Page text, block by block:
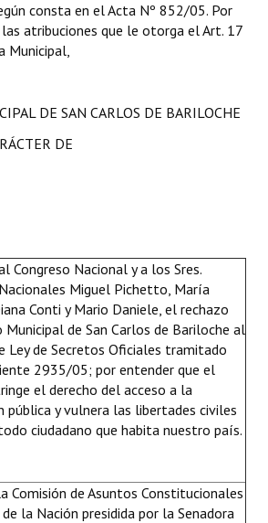
consta en el Acta Nº 852/05. Por
atribuciones que le otorga el Art. 17
Municipal,
DE SAN CARLOS DE BARILOCHE
DE
Congreso Nacional y a los Sres.
Miguel Pichetto, María
Conti y Mario Daniele, el rechazo
Municipal de San Carlos de Bariloche al
Ley de Secretos Oficiales tramitado
2935/05; por entender que el
el derecho del acceso a la
pública y vulnera las libertades civiles
ciudadano que habita nuestro país.
Comisión de Asuntos Constitucionales
la Nación presidida por la Senadora